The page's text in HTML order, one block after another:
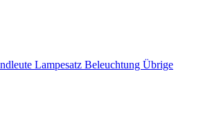
Lampesatz Beleuchtung Übrige